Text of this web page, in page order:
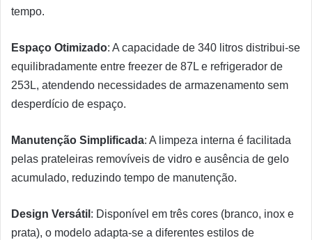
tempo.
Espaço Otimizado: A capacidade de 340 litros distribui-se
equilibradamente entre freezer de 87L e refrigerador de
253L, atendendo necessidades de armazenamento sem
desperdício de espaço.
Manutenção Simplificada: A limpeza interna é facilitada
pelas prateleiras removíveis de vidro e ausência de gelo
acumulado, reduzindo tempo de manutenção.
Design Versátil : Disponível em três cores (branco, inox e
prata), o modelo adapta-se a diferentes estilos de